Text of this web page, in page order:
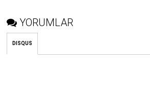
YORUMLAR
DISQUS